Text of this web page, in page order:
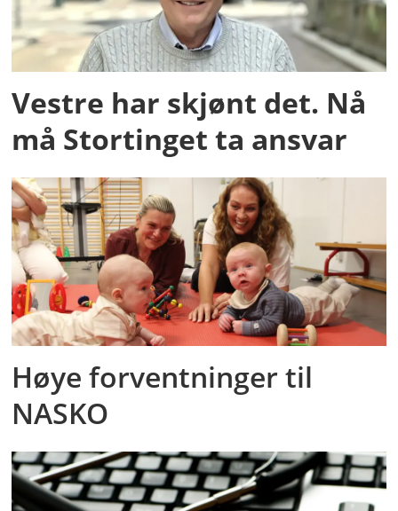
Vestre har skjønt det. Nå
må Stortinget ta ansvar
Høye forventninger til
NASKO